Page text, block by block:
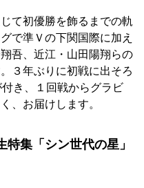
て初優勝を飾るまでの軌
で準Ｖの下関国際に加え
吾、近江・山田陽翔らの
３年ぶりに初戦に出そろ
き、１回戦からグラビ
、お届けします。
集「シン世代の星」